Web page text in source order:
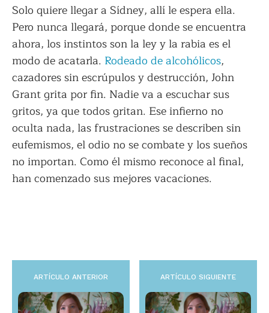
Solo quiere llegar a Sídney, allí le espera ella.
Pero nunca llegará, porque donde se encuentra
ahora, los instintos son la ley y la rabia es el
modo de acatarla. Rodeado de alcohólicos,
cazadores sin escrúpulos y destrucción, John
Grant grita por fin. Nadie va a escuchar sus
gritos, ya que todos gritan. Ese infierno no
oculta nada, las frustraciones se describen sin
eufemismos, el odio no se combate y los sueños
no importan. Como él mismo reconoce al final,
han comenzado sus mejores vacaciones.
ARTÍCULO ANTERIOR ARTÍCULO SIGUIENTE